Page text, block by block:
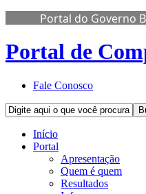
Portal do Governo
Portal de
Fale Conosco
Início
Portal
Apresentação
Quem é quem
Resultados